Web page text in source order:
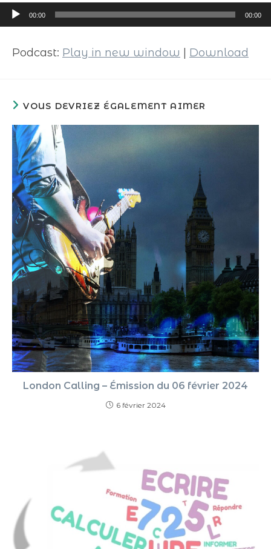
Lecteur
audio
00:00 00:00
Podcast: Play in new window Download
VOUS DEVRIEZ ÉGALEMENT AIMER
London Calling – Émission du 06 février 2024
6 février 2024